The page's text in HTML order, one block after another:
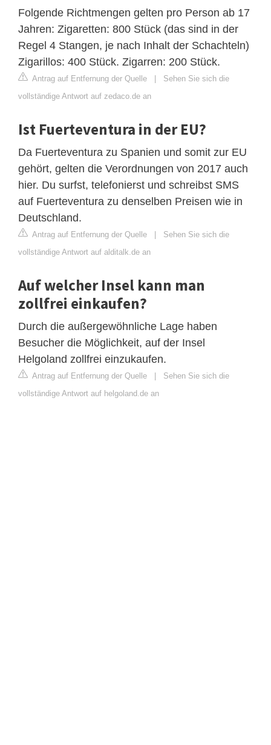
Folgende Richtmengen gelten pro Person ab 17
Jahren: Zigaretten: 800 Stück (das sind in der
Regel 4 Stangen, je nach Inhalt der Schachteln)
Zigarillos: 400 Stück. Zigarren: 200 Stück.
Antrag auf Entfernung der Quelle | Sehen Sie sich die
vollständige Antwort auf zedaco.de an
Ist Fuerteventura in der EU?
Da Fuerteventura zu Spanien und somit zur EU
gehört, gelten die Verordnungen von 2017 auch
hier. Du surfst, telefonierst und schreibst SMS
auf Fuerteventura zu denselben Preisen wie in
Deutschland.
Antrag auf Entfernung der Quelle | Sehen Sie sich die
vollständige Antwort auf alditalk.de an
Auf welcher Insel kann man
zollfrei einkaufen?
Durch die außergewöhnliche Lage haben
Besucher die Möglichkeit, auf der Insel
Helgoland zollfrei einzukaufen.
Antrag auf Entfernung der Quelle | Sehen Sie sich die
vollständige Antwort auf helgoland.de an